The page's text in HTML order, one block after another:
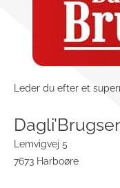
Leder du efter et
Lemvigvej 5
7673 Harboøre